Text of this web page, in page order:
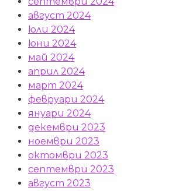
август 2024
юли 2024
юни 2024
май 2024
април 2024
март 2024
февруари 2024
януари 2024
декември 2023
ноември 2023
октомври 2023
септември 2023
август 2023